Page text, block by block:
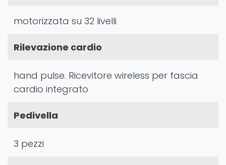
motorizzata su 32 livelli
Rilevazione cardio
hand pulse. Ricevitore wireless per fascia
cardio integrato
Pedivella
3 pezzi